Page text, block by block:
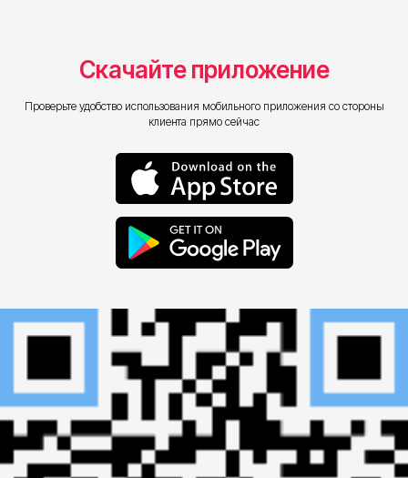
Скачайте приложение
Проверьте удобство использования мобильного приложения со стороны
клиента прямо сейчас